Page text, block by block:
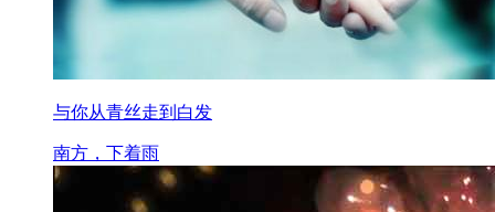
与你从青丝走到白发
南方，下着雨